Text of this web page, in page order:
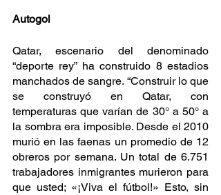
Autogol
Qatar, escenario del denominado
“deporte rey” ha construido 8 estadios
manchados de sangre. “Construir lo que
se construyó en Qatar, con
temperaturas que varían de 30° a 50° a
la sombra era imposible. Desde el 2010
murió en las faenas un promedio de 12
obreros por semana. Un total de 6.751
trabajadores inmigrantes murieron para
que usted; «¡Viva el fútbol!» Esto, sin